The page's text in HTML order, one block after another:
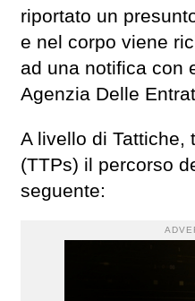
riportato un
e nel corpo viene
ad una notifica con
Agenzia Delle
A livello di Tattiche,
(TTPs) il percorso
seguente: